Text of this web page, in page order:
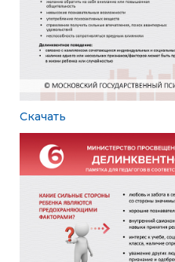
Скачать